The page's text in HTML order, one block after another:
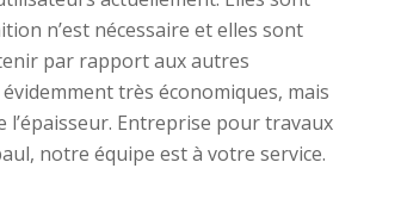
n’est nécessaire et elles sont
par rapport aux autres
très économiques, mais
l’épaisseur. Entreprise pour travaux
notre équipe est à votre service.